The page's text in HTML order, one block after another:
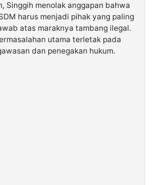
Singgih menolak anggapan bahwa
harus menjadi pihak yang paling
atas maraknya tambang ilegal.
utama terletak pada
dan penegakan hukum.